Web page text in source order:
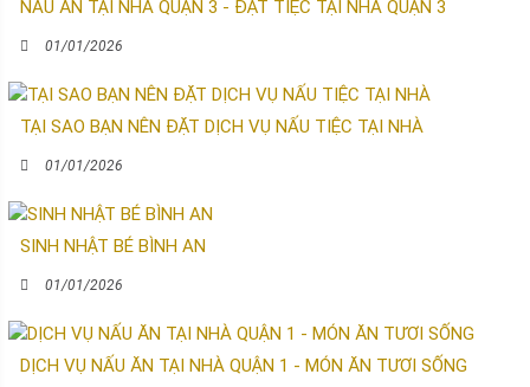
NẤU ĂN TẠI NHÀ QUẬN 3 - ĐẶT TIỆC TẠI NHÀ QUẬN 3
01/01/2026
TẠI SAO BẠN NÊN ĐẶT DỊCH VỤ NẤU TIỆC TẠI NHÀ
01/01/2026
SINH NHẬT BÉ BÌNH AN
01/01/2026
DỊCH VỤ NẤU ĂN TẠI NHÀ QUẬN 1 - MÓN ĂN TƯƠI SỐNG